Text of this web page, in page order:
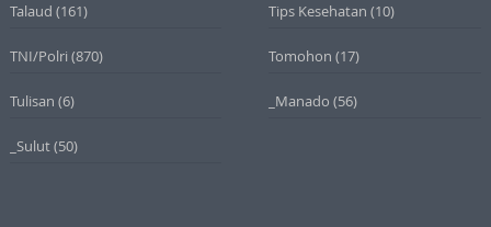
Talaud (161) Tips Kesehatan (10)
TNI/Polri (870) Tomohon (17)
Tulisan (6) _Manado (56)
_Sulut(50)